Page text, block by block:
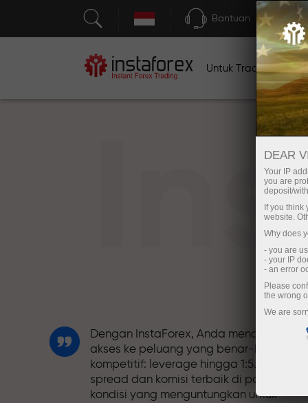
Bantuan
Untuk Traders
Dengan InstaForex, Anda mendapatkan
akses ke peluang yang benar-benar
kompetitif: leverage hingga 1:5.000,
spread dan komisi terbaik di pasar, dan
kondisi yang menguntungkan untuk
DEAR
Your IP
you are
deposit/
If you
website.
Why does
- you are
- your IP
- an error
Please
the wrong
We are